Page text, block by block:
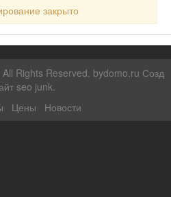
закрыто
All Rights Reserved. bydomo.ru Созд
seo junk.
Цены Новости